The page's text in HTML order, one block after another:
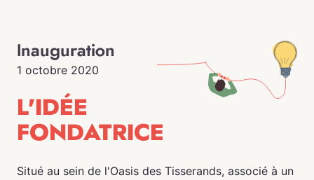
Inauguration
1 octobre 2020
L'IDÉE
FONDATRICE
Situé au sein de l'Oasis des Tisserands, associé à un